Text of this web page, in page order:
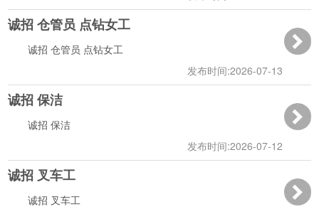
诚招 仓管员 点钻女工
发布时间:2026-07-13
诚招 仓管员 点钻女工
诚招 保洁
发布时间:2026-07-12
诚招 保洁
诚招 叉车工
诚招 叉车工